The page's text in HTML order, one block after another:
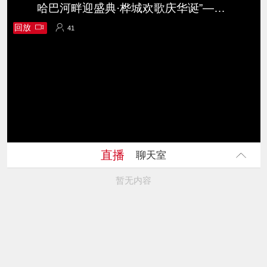
回放 41
哈巴河畔迎盛典·桦城欢歌庆华诞”——2025年阿勒泰地区“群众村晚”暨庆祝新疆维吾尔自治区成立70周年文艺演出
直播 聊天室
暂无内容